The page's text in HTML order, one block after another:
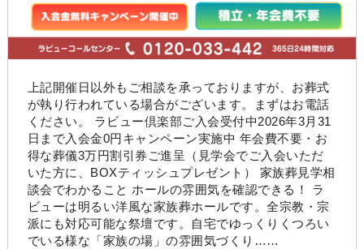
上記開催日以外もご相談を承っておりますが、お葬式
が執り行われている場合がございます。まずはお電話
ください。 ラビュー倶楽部ご入会受付中2026年3月31
日まで入会金0円キャンペーン実施中 年会費不要・お
得な葬儀3万円割引券ご進呈（見学会でご入会いただ
いた方に、BOXティッシュプレゼント） 家族葬見学相
談会でわかること ホールの雰囲気を確認できる！ ラ
ビューは明るい洋風な家族葬ホールです。全宗教・宗
派にも対応可能な祭壇です。自宅でゆっくりくつろい
でいる様な「家族の場」の雰囲気づくり……